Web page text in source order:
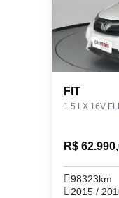
FIT
1.5 LX 16V
R$
98323km
2015 /